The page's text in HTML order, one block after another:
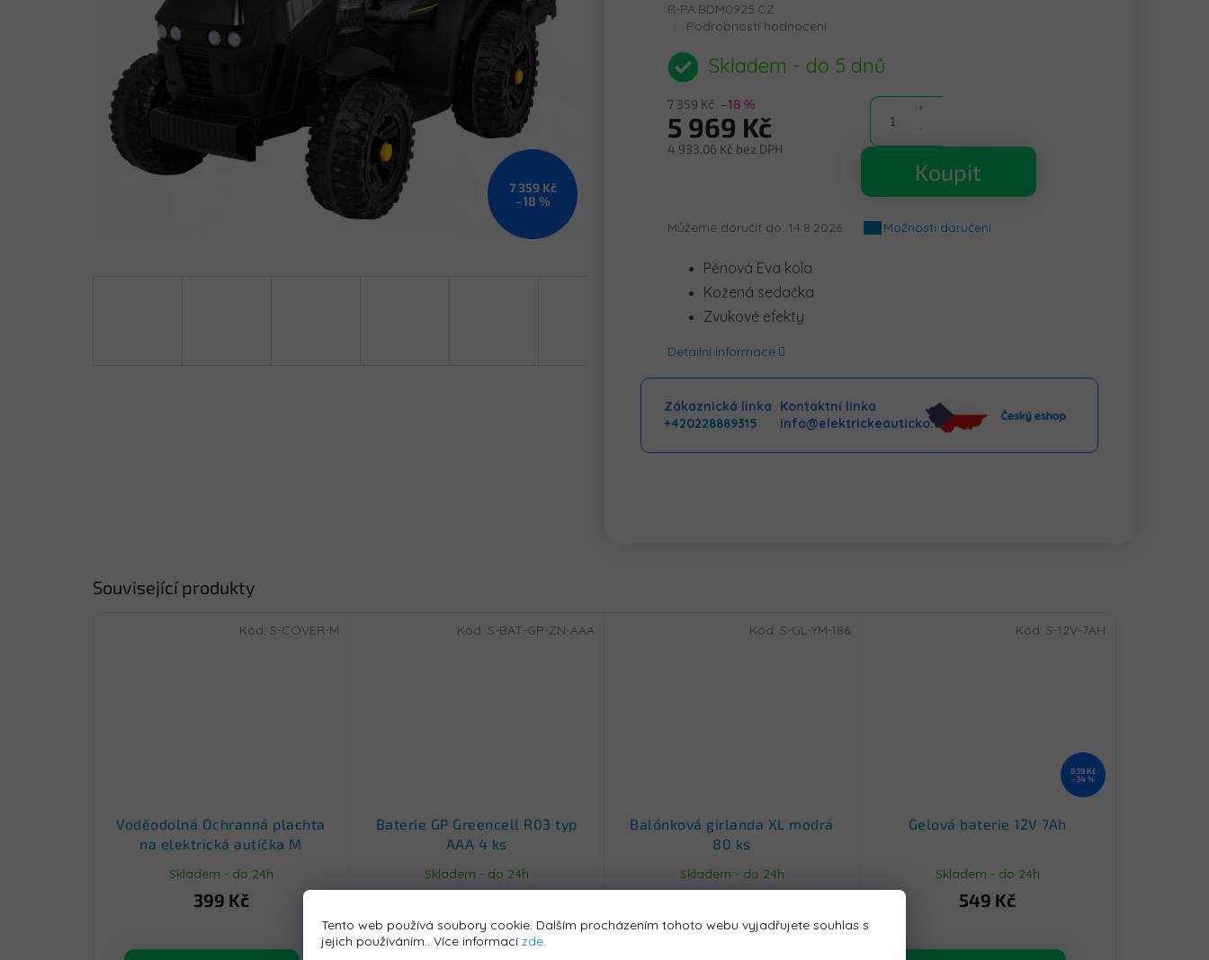
Tento web používá soubory cookie. Dalším procházením tohoto webu vyjadřujete souhlas s
jejich používáním.. Více informací zde.
7 359 Kč
–18 %
R-PA.BDM0925.CZ
Průměrné
produktu
je
z
5
hvězdiček.
Podrobnosti hodnocení
Skladem - do 5 dnů
7 359 Kč –18 %
5 969 Kč
4 933,06 Kč bez DPH
Koupit
Můžeme doručit do: 14.8.2026 Možnosti doručení
Pěnová Eva kola
Kožená sedačka
Zvukové efekty
Detailní informace
Zákaznická linka
+420228889315
Kontaktní linka
info@elektrickeauticko.cz
Související produkty
Voděodolná Ochranná plachta
na elektrická autíčka M
Skladem - do 24h
399 Kč
Kód: S-COVER-M
Baterie GP Greencell R03 typ
AAA 4 ks
Skladem - do 24h
Kód: S-BAT-GP-ZN-AAA
Balónková girlanda XL modrá
80 ks
Skladem - do 24h
Kód: S-GL-YM-186
839 Kč
–34 %
Gelová baterie 12V 7Ah
Skladem - do 24h
549 Kč
Kód: S-12V-7AH